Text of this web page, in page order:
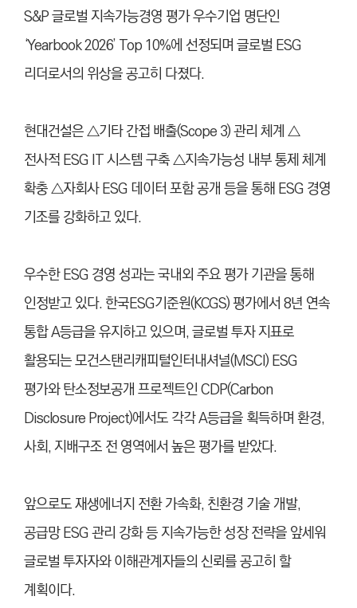
S&P 글로벌 지속가능경영 평가 우수기업 명단인
‘Yearbook 2026’ Top 10%에 선정되며 글로벌 ESG
리더로서의 위상을 공고히 다졌다.
현대건설은 △기타 간접 배출(Scope 3) 관리 체계 △
전사적 ESG IT 시스템 구축 △지속가능성 내부 통제 체계
확충 △자회사 ESG 데이터 포함 공개 등을 통해 ESG 경영
기조를 강화하고 있다.
우수한 ESG 경영 성과는 국내외 주요 평가 기관을 통해
인정받고 있다. 한국ESG기준원(KCGS) 평가에서 8년 연속
통합 A등급을 유지하고 있으며, 글로벌 투자 지표로
활용되는 모건스탠리캐피털인터내셔널(MSCI) ESG
평가와 탄소정보공개 프로젝트인 CDP(Carbon
Disclosure Project)에서도 각각 A등급을 획득하며 환경,
사회, 지배구조 전 영역에서 높은 평가를 받았다.
앞으로도 재생에너지 전환 가속화, 친환경 기술 개발,
공급망 ESG 관리 강화 등 지속가능한 성장 전략을 앞세워
글로벌 투자자와 이해관계자들의 신뢰를 공고히 할
계획이다.